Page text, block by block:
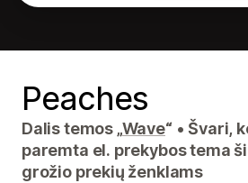
Peaches
Dalis temos „Wave“ • Švari,
paremta el. prekybos tema
grožio prekių ženklams